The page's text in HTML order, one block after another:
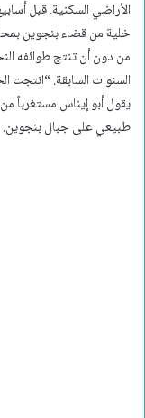
خلية من قضاء بنجوين
من دون أن تنتج طوائفه
السنوات السابقة. “انتجت
يقول أبو إيناس مستغرباً
طبيعي على جبال بنجوين.